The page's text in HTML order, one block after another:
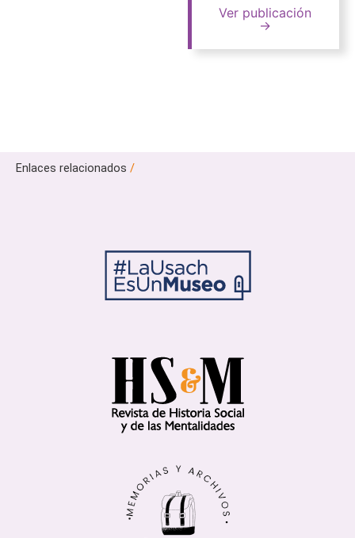
Ver publicación
→
Enlaces relacionados /